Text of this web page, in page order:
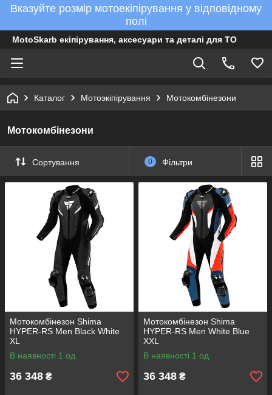
Вказуйте розмір мотоекіпірування у відповідному
полі
MotoSkarb екіпірування, аксесуари та деталі для ТО
Каталог Мотоэкіпірування Мотокомбінезони
Мотокомбінезони
Сортування 0 Фільтри
Мотокомбінезон Shima
HYPER-RS Men Black White
XL
В наявності 1 од.
36 348 ₴
Мотокомбінезон Shima
HYPER-RS Men White Blue
XXL
В наявності 1 од.
36 348 ₴